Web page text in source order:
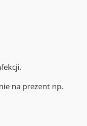
na prezent np.